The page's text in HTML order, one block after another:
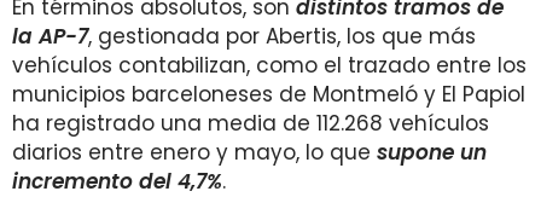
En términos absolutos, son distintos tramos de
la AP-7, gestionada por Abertis, los que más
vehículos contabilizan, como el trazado entre los
municipios barceloneses de Montmeló y El Papiol
ha registrado una media de 112.268 vehículos
diarios entre enero y mayo, lo que supone un
incremento del 4,7%.